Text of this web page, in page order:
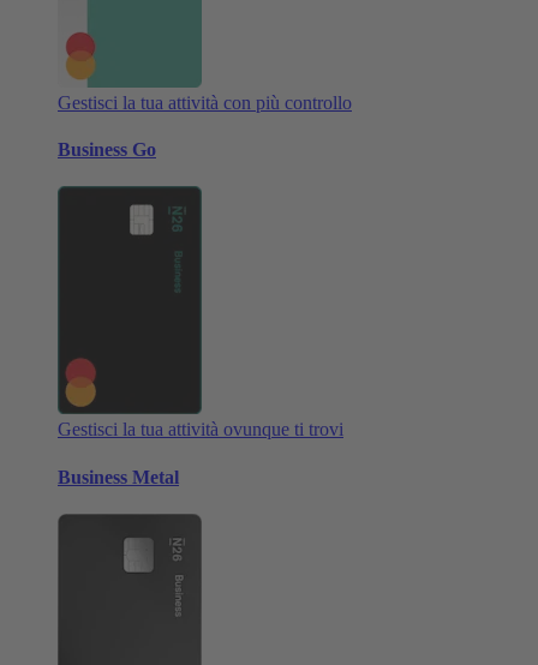
Gestisci la tua attività con più controllo
Business Go
Gestisci la tua attività ovunque ti trovi
Business Metal